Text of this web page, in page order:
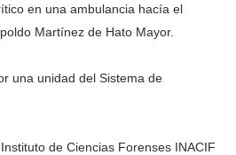
en una ambulancia hacía el
Martínez de Hato Mayor.
una unidad del Sistema de
de Ciencias Forenses INACIF